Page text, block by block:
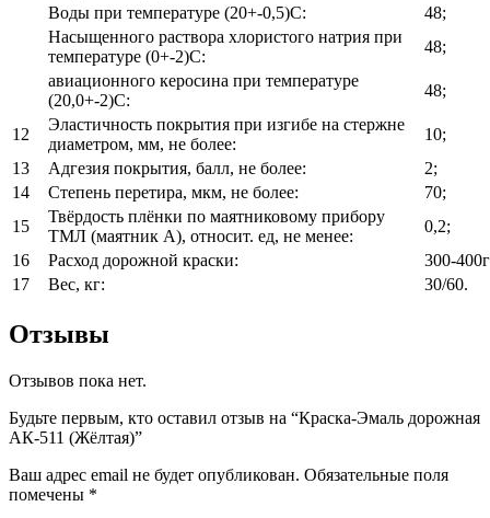
Воды при температуре (20+-0,5)С:
48;
Насыщенного раствора хлористого натрия при
температуре (0+-2)С:
48;
авиационного керосина при температуре
(20,0+-2)С:
48;
12
Эластичность покрытия при изгибе на стержне
диаметром, мм, не более:
10;
13
Адгезия покрытия, балл, не более:
2;
14
Степень перетира, мкм, не более:
70;
15
Твёрдость плёнки по маятниковому прибору
ТМЛ (маятник А), относит. ед, не менее:
0,2;
16
Расход дорожной краски:
300-
17
Вес, кг: 30/60.
Отзывы
Отзывов пока нет.
Будьте первым, кто оставил отзыв на “Краска-Эмаль дорожная
АК-511 (Жёлтая)”
Ваш адрес email не будет опубликован. Обязательные поля
помечены *